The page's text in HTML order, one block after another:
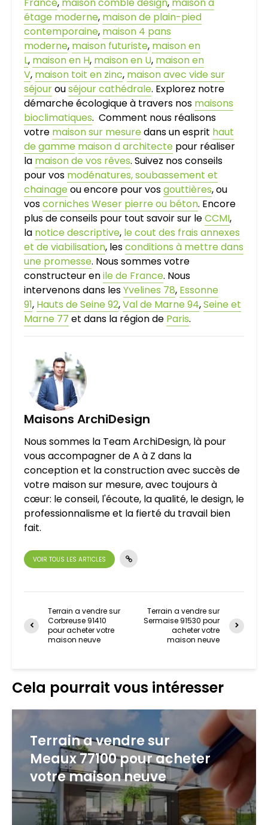
étage moderne, maison de plain-pied
contemporaine, maison 4 pans
moderne, maison futuriste, maison en
L, maison en H, maison en U, maison en
V, maison toit en zinc, maison avec vide sur
séjourouséjour cathédrale. Explorez notre
démarche écologique à travers nos maisons
bioclimatiques. Comment nous réalisons
votre maison sur mesuredans un esprit haut
de gamme maison d architecte pour réaliser
la maison de vos rêves. Suivez nos conseils
pour vos modénatures, soubassement et
chainageou encore pour vosgouttières, ou
voscorniches Weser pierre ou béton. Encore
plus de conseils pour tout savoir sur leCCMI,
la notice descriptive, le cout des frais annexes
et de viabilisation, lesconditions à mettre dans
une promesse. Nous sommes votre
constructeur enile de France. Nous
intervenons dans lesYvelines 78, Essonne
91, Hauts de Seine 92,Val de Marne 94,Seine et
Marne 77 et dans la région de Paris.
Maisons ArchiDesign
Nous sommes la Team ArchiDesign, là pour
vous accompagner de A à Z dans la
conception et la construction avec succès de
votre maison sur mesure, avec toujours à
cœur: le conseil, l'écoute, la qualité, le design, le
professionnalisme et la fierté du travail bien
fait.
VOIR TOUS LES ARTICLES
Terrain a vendre sur
Corbreuse 91410
pour acheter votre
maison neuve
Terrain a vendre sur
Sermaise 91530 pour
acheter votre
maison neuve
Cela pourrait vous intéresser
Terrain a vendre sur
Meaux 77100 pour acheter
votre maison neuve